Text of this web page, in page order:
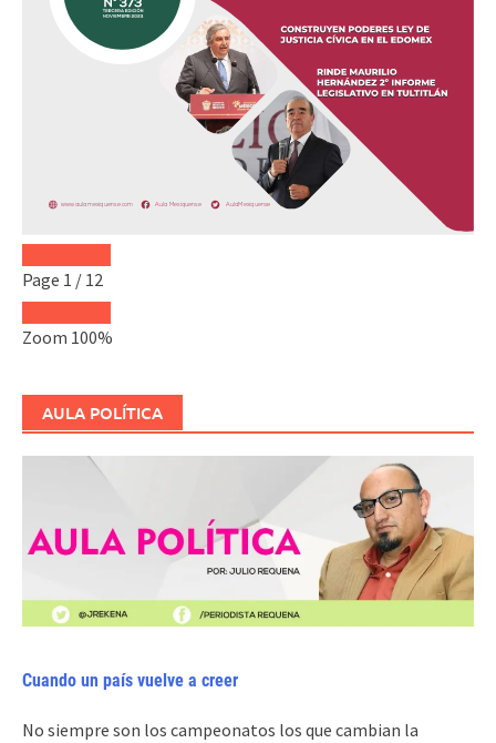
Page 1 / 12
Zoom 100%
AULA POLÍTICA
Cuando un país vuelve a creer
No siempre son los campeonatos los que cambian la